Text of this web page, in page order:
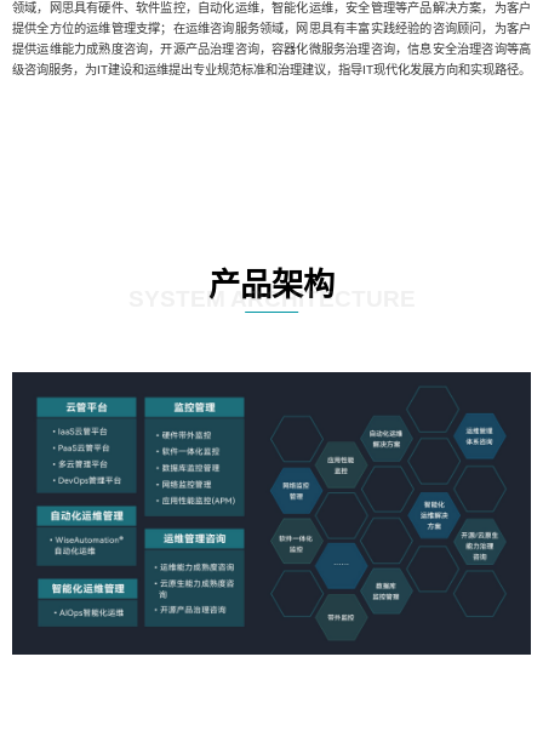
领域，网思具有硬件、软件监控，自动化运维，智能化运维，安全管理等产品解决方案，为客户
提供全方位的运维管理支撑；在运维咨询服务领域，网思具有丰富实践经验的咨询顾问，为客户
提供运维能力成熟度咨询，开源产品治理咨询，容器化微服务治理咨询，信息安全治理咨询等高
级咨询服务，为IT建设和运维提出专业规范标准和治理建议，指导IT现代化发展方向和实现路径。
产品架构
SYSTEM ARCHITECTURE